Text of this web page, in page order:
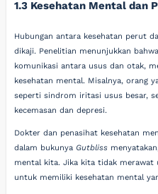
1.3 Kesehatan Mental dan
Hubungan antara kesehatan perut
dikaji. Penelitian menunjukkan
komunikasi antara usus dan otak,
kesehatan mental. Misalnya, orang
seperti sindrom iritasi usus besar,
kecemasan dan depresi.
Dokter dan penasihat kesehatan
dalam bukunya Gutbliss
mental kita. Jika kita tidak
untuk memiliki kesehatan mental